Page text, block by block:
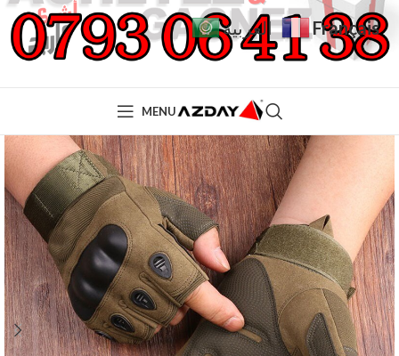
MENU
العربية Français